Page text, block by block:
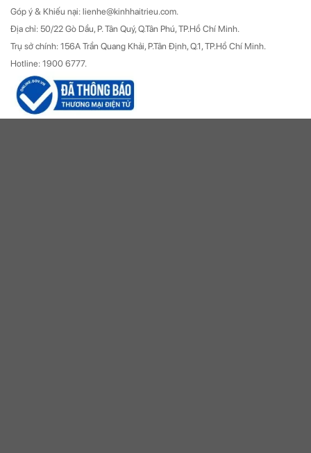
Góp ý & Khiếu nại: lienhe@kinhhaitrieu.com.
Địa chỉ: 50/22 Gò Dầu, P. Tân Quý, Q.Tân Phú, TP.Hồ Chí Minh.
Trụ sở chính: 156A Trần Quang Khải, P.Tân Định, Q.1, TP.Hồ Chí Minh.
Hotline: 1900 6777.